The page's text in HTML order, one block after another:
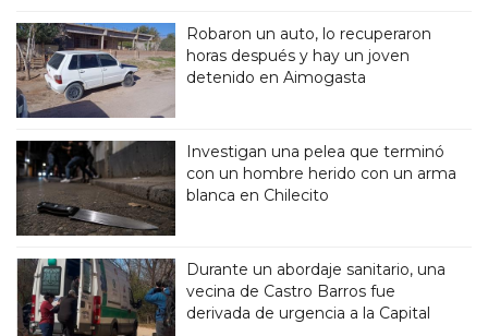
Robaron un auto, lo recuperaron
horas después y hay un joven
detenido en Aimogasta
Investigan una pelea que terminó
con un hombre herido con un arma
blanca en Chilecito
Durante un abordaje sanitario, una
vecina de Castro Barros fue
derivada de urgencia a la Capital